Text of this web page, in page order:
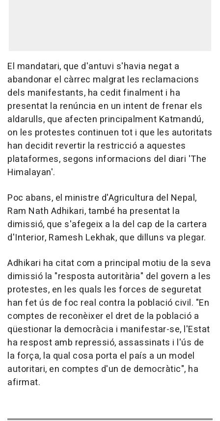
El mandatari, que d'antuvi s'havia negat a
abandonar el càrrec malgrat les reclamacions
dels manifestants, ha cedit finalment i ha
presentat la renúncia en un intent de frenar els
aldarulls, que afecten principalment Katmandú,
on les protestes continuen tot i que les autoritats
han decidit revertir la restricció a aquestes
plataformes, segons informacions del diari 'The
Himalayan'.
Poc abans, el ministre d'Agricultura del Nepal,
Ram Nath Adhikari, també ha presentat la
dimissió, que s'afegeix a la del cap de la cartera
d'Interior, Ramesh Lekhak, que dilluns va plegar.
Adhikari ha citat com a principal motiu de la seva
dimissió la "resposta autoritària" del govern a les
protestes, en les quals les forces de seguretat
han fet ús de foc real contra la població civil. "En
comptes de reconèixer el dret de la població a
qüestionar la democràcia i manifestar-se, l'Estat
ha respost amb repressió, assassinats i l'ús de
la força, la qual cosa porta el país a un model
autoritari, en comptes d'un de democràtic", ha
afirmat.